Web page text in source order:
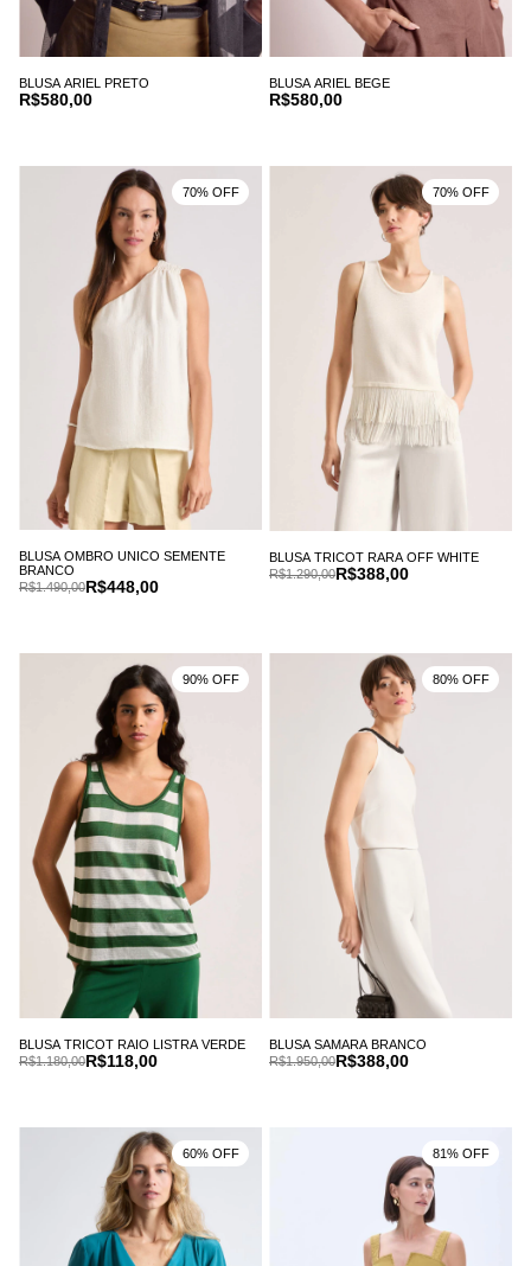
BLUSA ARIEL PRETO
R$580,00
BLUSA ARIEL BEGE
R$580,00
BLUSA OMBRO UNICO SEMENTE
BRANCO
R$448,00
R$1.490,00
70% OFF
BLUSA TRICOT RARA OFF WHITE
R$388,00
R$1.290,00
70% OFF
BLUSA TRICOT RAIO LISTRA VERDE
R$118,00
R$1.180,00
90% OFF
BLUSA SAMARA BRANCO
R$388,00
R$1.950,00
80% OFF
60% OFF 81% OFF